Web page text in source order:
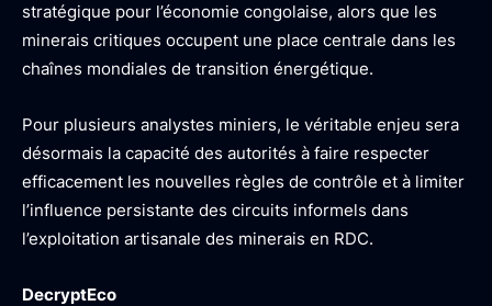
stratégique pour l’économie congolaise, alors que les
minerais critiques occupent une place centrale dans les
chaînes mondiales de transition énergétique.
Pour plusieurs analystes miniers, le véritable enjeu sera
désormais la capacité des autorités à faire respecter
efficacement les nouvelles règles de contrôle et à limiter
l’influence persistante des circuits informels dans
l’exploitation artisanale des minerais en RDC.
DecryptEco